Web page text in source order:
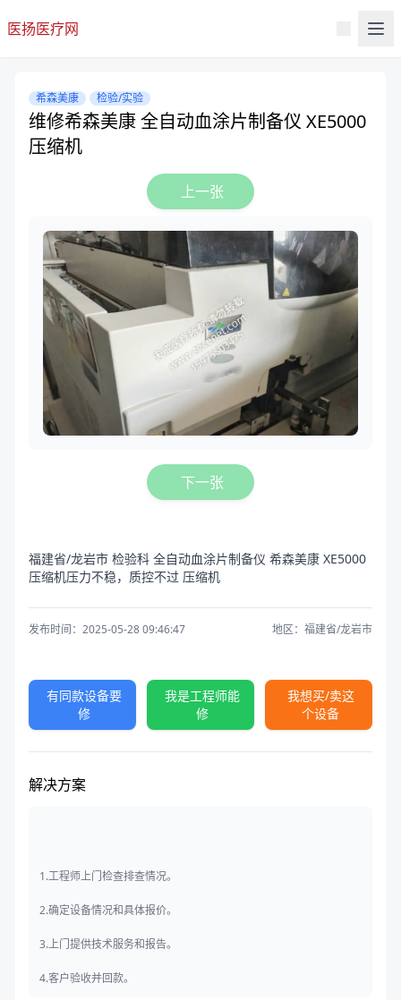
医扬医疗网
希森美康 检验/实验
维修希森美康 全自动血涂片制备仪 XE5000
压缩机
上一张
下一张
福建省/龙岩市 检验科 全自动血涂片制备仪 希森美康 XE5000
压缩机压力不稳，质控不过 压缩机
发布时间：2025-05-28 09:46:47 地区：福建省/龙岩市
有同款设备要
修
我是工程师能
修
我想买/卖这
个设备
解决方案
1.工程师上门检查排查情况。
2.确定设备情况和具体报价。
3.上门提供技术服务和报告。
4.客户验收并回款。